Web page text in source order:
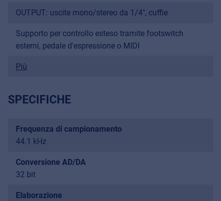
OUTPUT: uscite mono/stereo da 1/4", cuffie
Supporto per controllo esteso tramite footswitch
esterni, pedale d'espressione o MIDI
Più
SPECIFICHE
Frequenza di campionamento
44.1 kHz
Conversione AD/DA
32 bit
Elaborazione